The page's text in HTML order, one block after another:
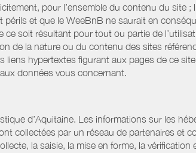
pour l’ensemble du contenu du site ;
et que le WeeBnB ne saurait en
soit résultant pour tout ou partie de
de la nature ou du contenu des sites
liens hypertextes figurant aux pages de ce
données vous concernant.
d’Aquitaine. Les informations sur les
collectées par un réseau de partenaires et
la saisie, la mise en forme, la